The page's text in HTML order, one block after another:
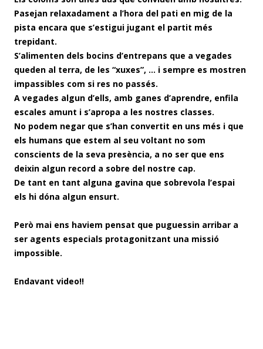
Pasejan relaxadament a l’hora del pati en mig de la
pista encara que s’estigui jugant el partit més
trepidant.
S’alimenten dels bocins d’entrepans que a vegades
queden al terra, de les “xuxes”, … i sempre es mostren
impassibles com si res no passés.
A vegades algun d’ells, amb ganes d’aprendre, enfila
escales amunt i s’apropa a les nostres classes.
No podem negar que s’han convertit en uns més i que
els humans que estem al seu voltant no som
conscients de la seva presència, a no ser que ens
deixin algun record a sobre del nostre cap.
De tant en tant alguna gavina que sobrevola l’espai
els hi dóna algun ensurt.
Però mai ens haviem pensat que puguessin arribar a
ser agents especials protagonitzant una missió
impossible.
Endavant video!!